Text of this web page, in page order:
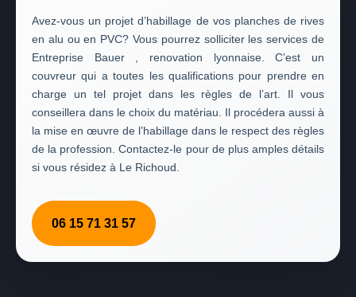
Avez-vous un projet d’habillage de vos planches de rives
en alu ou en PVC? Vous pourrez solliciter les services de
Entreprise Bauer , renovation lyonnaise. C’est un
couvreur qui a toutes les qualifications pour prendre en
charge un tel projet dans les règles de l’art. Il vous
conseillera dans le choix du matériau. Il procédera aussi à
la mise en œuvre de l’habillage dans le respect des règles
de la profession. Contactez-le pour de plus amples détails
si vous résidez à Le Richoud.
06 15 71 31 57